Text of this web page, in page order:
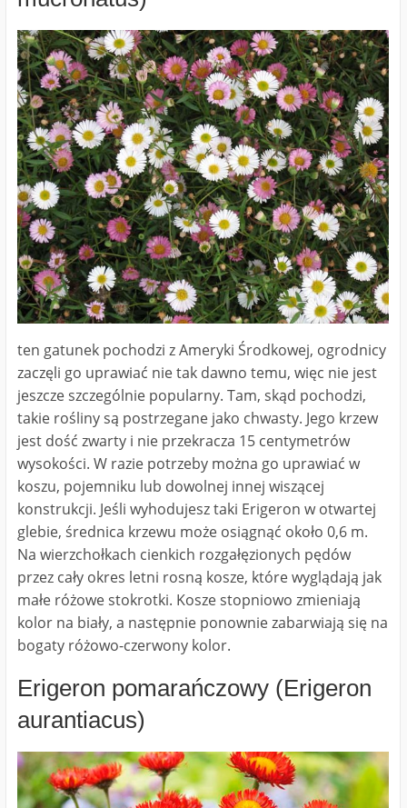
ten gatunek pochodzi z Ameryki Środkowej, ogrodnicy
zaczęli go uprawiać nie tak dawno temu, więc nie jest
jeszcze szczególnie popularny. Tam, skąd pochodzi,
takie rośliny są postrzegane jako chwasty. Jego krzew
jest dość zwarty i nie przekracza 15 centymetrów
wysokości. W razie potrzeby można go uprawiać w
koszu, pojemniku lub dowolnej innej wiszącej
konstrukcji. Jeśli wyhodujesz taki Erigeron w otwartej
glebie, średnica krzewu może osiągnąć około 0,6 m.
Na wierzchołkach cienkich rozgałęzionych pędów
przez cały okres letni rosną kosze, które wyglądają jak
małe różowe stokrotki. Kosze stopniowo zmieniają
kolor na biały, a następnie ponownie zabarwiają się na
bogaty różowo-czerwony kolor.
Erigeron pomarańczowy (Erigeron
aurantiacus)